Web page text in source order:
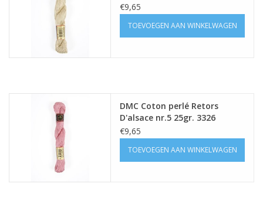
€9,65
TOEVOEGEN AAN WINKELWAGEN
DMC Coton perlé Retors
D'alsace nr.5 25gr. 3326
€9,65
TOEVOEGEN AAN WINKELWAGEN